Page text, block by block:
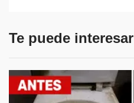
Te puede interesar